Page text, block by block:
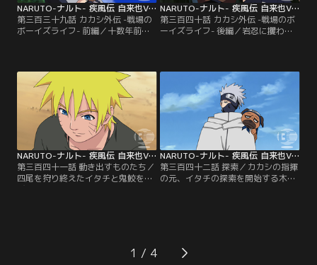
NARUTO-ナルト- 疾風伝 自来也VSペイン・サスケVSイタチ編 第339話
第三百三十九話 カカシ外伝 -戦場の
ボーイズライフ- 前編／十数年前、
ミナトの小隊に属する少年カカシ
は、うちは一族のオビトと医療忍者
リンとともに、神無毘橋での任務に
赴く。ことあるごとに掟を振りかざ
すカカシを鬱陶しがるオビトだが、
カカシのこだわりには…。【提供：
バンダイチャンネル】
NARUTO-ナルト- 疾風伝 自来也VSペイン・サスケVSイタチ編 第340話
第三百四十話 カカシ外伝 -戦場のボ
ーイズライフ- 後編／岩忍に攫われ
察知され、返り討ちにあったオビト
を救ったのは、駆けつけたカカシだ
った。しかしオビトを庇ったせいで
カカシは左目を失ってしまう。自分
のふがいなさを噛み締めるオビトに
訪れるある変化とは…。【提供：バ
ンダイチャンネル】
NARUTO-ナルト- 疾風伝 自来也VSペイン・サスケVSイタチ編 第341話
第三百四十一話 動き出すものたち／
四尾を狩り終えたイタチと鬼鮫を呼
びつける“暁”のリーダー。一堂に会
受けた木ノ葉たちはサスケを止める
ため、サスケの標的である“暁”メン
NARUTO-ナルト- 疾風伝 自来也VSペイン・サスケVSイタチ編 第342話
第三百四十二話 探索／カカシの指揮
の元、イタチの探索を開始する木ノ
それともナルトなのか--？高まる緊
張の中、サスケとナルトそれぞれの
1